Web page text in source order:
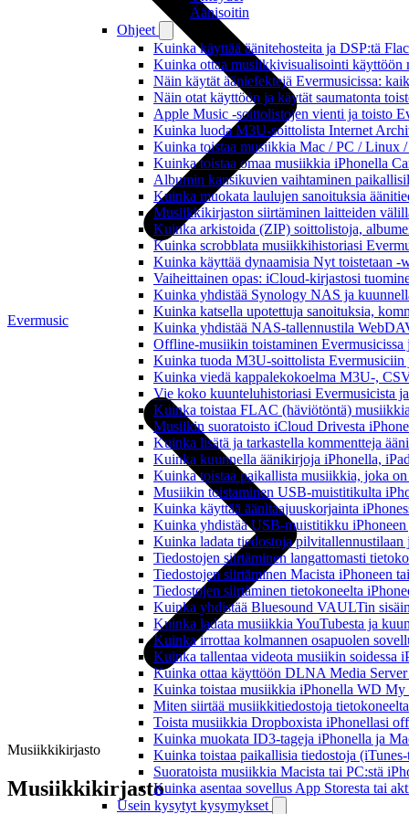
Äänisoitin
Ohjeet
Kuinka käyttää äänitehosteita ja DSP:tä
Kuinka ottaa musiikkivisualisointi käyttöön
Näin käytät ääniefektejä Evermusicissa:
Näin otat käyttöön ja käytät saumatonta
Apple Music -soittolistojen vienti ja toisto
Kuinka luoda M3U-soittolista Internet
Kuinka toistaa musiikkia Mac / PC / Linux
Kuinka toistaa omaa musiikkia iPhonella
Albumin kansikuvien vaihtaminen
Kuinka muokata laulujen sanoituksia
Musiikkikirjaston siirtäminen laitteiden
Kuinka arkistoida (ZIP) soittolistoja,
Kuinka scrobblata musiikkihistoriasi
Kuinka käyttää dynaamisia Nyt toistetaan
Vaiheittainen opas: iCloud-kirjastosi
Kuinka yhdistää Synology NAS ja
Kuinka katsella upotettuja sanoituksia,
Kuinka yhdistää NAS-tallennustila
Offline-musiikin toistaminen
Kuinka tuoda M3U-soittolista Evermusiciin
Kuinka viedä kappalekokoelma M3U-,
Vie koko kuunteluhistoriasi Evermusicista
Kuinka toistaa FLAC (häviötöntä)
Musiikin suoratoisto iCloud Drivesta
Kuinka lisätä ja tarkastella kommentteja
Kuinka kuunnella äänikirjoja iPhonella,
Kuinka toistaa paikallista musiikkia, joka
Musiikin toistaminen USB-muistitikulta
Kuinka käyttää äänitaajuuskorjainta
Kuinka yhdistää USB-muistitikku
Kuinka ladata tiedostoja
Tiedostojen siirtäminen langattomasti
Tiedostojen siirtäminen Macista iPhoneen
Tiedostojen siirtäminen tietokoneelta
Kuinka yhdistää Bluesound VAULTin
Kuinka ladata musiikkia YouTubesta ja
Kuinka irrottaa kolmannen osapuolen
Kuinka tallentaa videota musiikin soidessa
Kuinka ottaa käyttöön DLNA Media Server
Kuinka toistaa musiikkia iPhonella WD My
Miten siirtää musiikkitiedostoja
Toista musiikkia Dropboxista iPhonellasi
Kuinka muokata ID3-tageja iPhonella ja
Kuinka toistaa paikallisia tiedostoja
Suoratoista musiikkia Macista tai PC:stä
Kuinka asentaa sovellus App Storesta tai
Usein kysytyt kysymykset
Evermusic
Musiikkikirjasto
Musiikkikirjasto